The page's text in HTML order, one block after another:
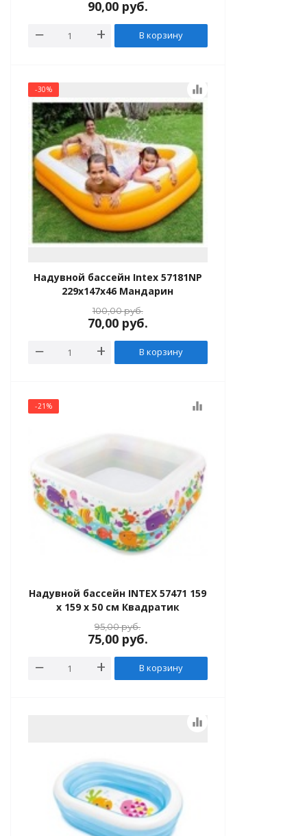
90,00 руб.
В корзину
-30% equalizer
Надувной бассейн Intex 57181NP
229x147x46 Мандарин
100,00руб.
70,00 руб.
В корзину
-21% equalizer
Надувной бассейн INTEX 57471 159
x 159 x 50 см Квадратик
95,00руб.
75,00 руб.
В корзину
equalizer